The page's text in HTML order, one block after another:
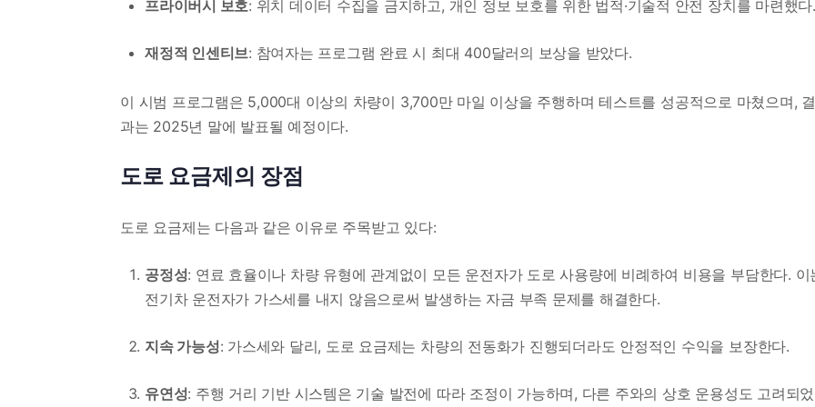
프라이버시 보호: 위치 데이터 수집을 금지하고, 개인 정보 보호를 위한 법적·기술적 안전 장치를 마련했다.
재정적 인센티브: 참여자는 프로그램 완료 시 최대 400달러의 보상을 받았다.
이 시범 프로그램은 5,000대 이상의 차량이 3,700만 마일 이상을 주행하며 테스트를 성공적으로 마쳤으며, 결
과는 2025년 말에 발표될 예정이다.
도로 요금제의 장점
도로 요금제는 다음과 같은 이유로 주목받고 있다:
공정성: 연료 효율이나 차량 유형에 관계없이 모든 운전자가 도로 사용량에 비례하여 비용을 부담한다. 이
전기차 운전자가 가스세를 내지 않음으로써 발생하는 자금 부족 문제를 해결한다.
지속 가능성: 가스세와 달리, 도로 요금제는 차량의 전동화가 진행되더라도 안정적인 수익을 보장한다.
유연성: 주행 거리 기반 시스템은 기술 발전에 따라 조정이 가능하며, 다른 주와의 상호 운용성도 고려되었